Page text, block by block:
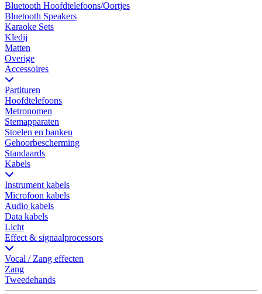
Bluetooth Hoofdtelefoons/Oortjes
Bluetooth Speakers
Karaoke Sets
Kledij
Matten
Overige
Accessoires
Partituren
Hoofdtelefoons
Metronomen
Stemapparaten
Stoelen en banken
Gehoorbescherming
Standaards
Kabels
Instrument kabels
Microfoon kabels
Audio kabels
Data kabels
Licht
Effect & signaalprocessors
Vocal / Zang effecten
Zang
Tweedehands